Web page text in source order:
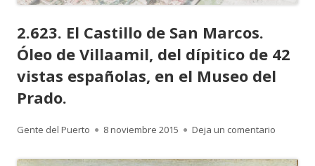
2.623. El Castillo de San Marcos.
Óleo de Villaamil, del dípitico de 42
vistas españolas, en el Museo del
Prado.
Autor
Gente del Puerto
Publicado
8 noviembre 2015 Deja un comentario